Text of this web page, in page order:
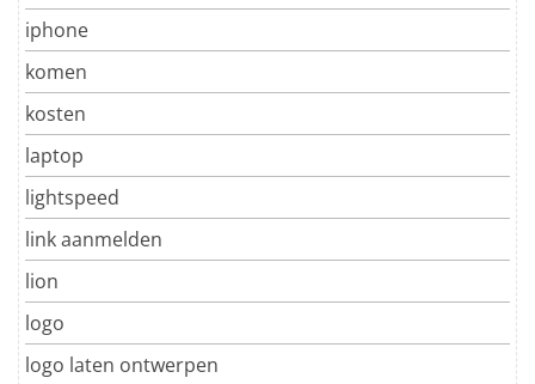
iphone
komen
kosten
laptop
lightspeed
link aanmelden
lion
logo
logo laten ontwerpen